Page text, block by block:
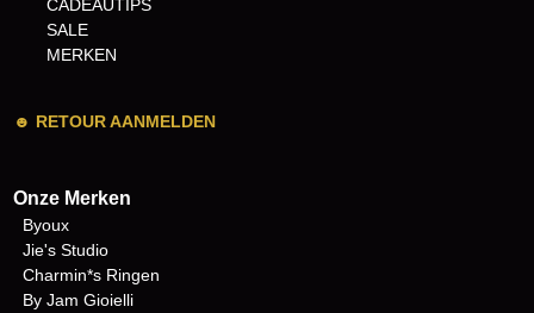
CADEAUTIPS
SALE
MERKEN
☻ RETOUR AANMELDEN
Onze Merken
Byoux
Jie's Studio
Charmin*s Ringen
By Jam Gioielli